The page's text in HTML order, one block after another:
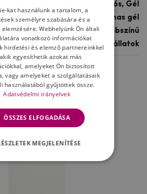
Ultra tartós, Gél
rugalmas gél
többszínű
Egyéb állatok
felejtsd el
kat használunk a tartalom, a
személyre szabására és a
Webhelyünk Ön általi
vonatkozó információkat
hirdetési és elemző partnereinkkel
egyesíthetik azokat más
amelyeket Ön biztosított
vagy amelyeket a szolgáltatásaik
használatából gyűjtöttek össze.
Adatvédelmi irányelvek
ÖSSZES ELFOGADÁSA
MEGJELENÍTÉSE